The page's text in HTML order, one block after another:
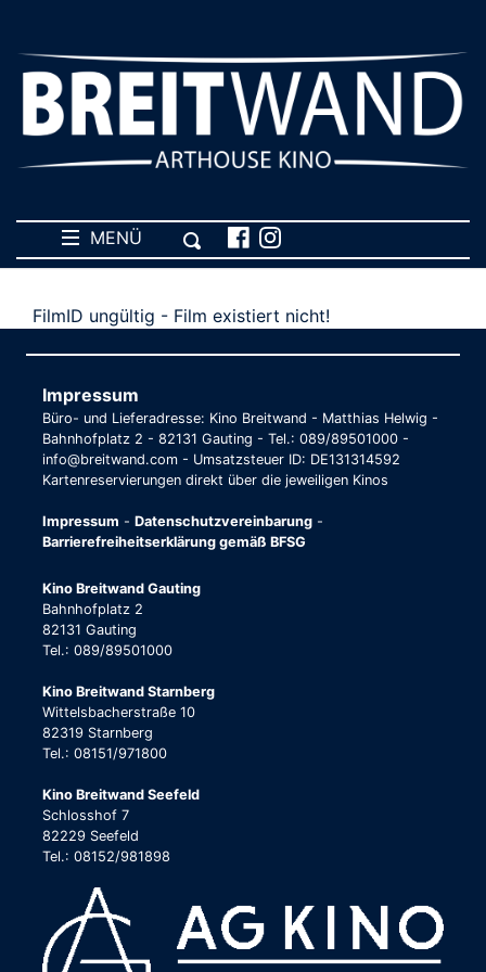
MENÜ
FilmID ungültig - Film existiert nicht!
Impressum
Büro- und Lieferadresse: Kino Breitwand - Matthias Helwig -
Bahnhofplatz 2 - 82131 Gauting - Tel.: 089/89501000 -
info@breitwand.com - Umsatzsteuer ID: DE131314592
Kartenreservierungen direkt über die jeweiligen Kinos
Impressum - Datenschutzvereinbarung -
Barrierefreiheitserklärung gemäß BFSG
Kino Breitwand Gauting
Bahnhofplatz 2
82131 Gauting
Tel.: 089/89501000
Kino Breitwand Starnberg
Wittelsbacherstraße 10
82319 Starnberg
Tel.: 08151/971800
Kino Breitwand Seefeld
Schlosshof 7
82229 Seefeld
Tel.: 08152/981898